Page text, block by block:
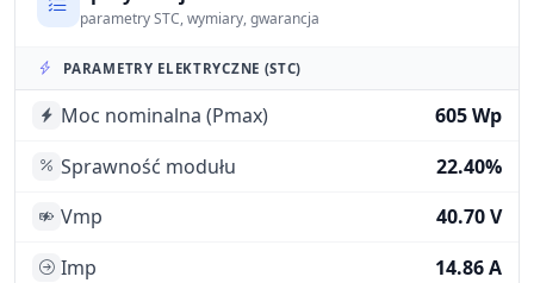
parametry STC, wymiary, gwarancja
PARAMETRY ELEKTRYCZNE (STC)
Moc nominalna (Pmax)
605 Wp
Sprawność modułu
22.40%
Vmp
40.70 V
Imp
14.86 A